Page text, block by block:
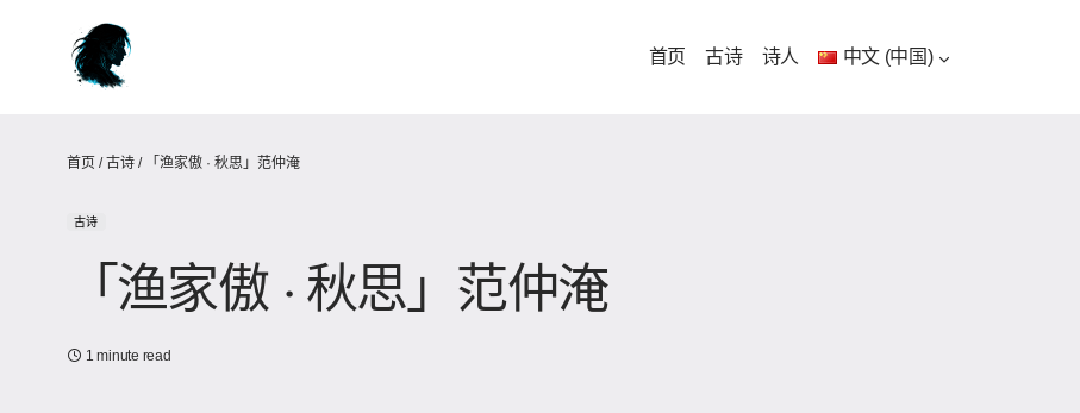
首页 古诗 诗人 中文 (中国)
首页 /古诗 / 「渔家傲 · 秋思」范仲淹
古诗
「渔家傲 · 秋思」范仲淹
1 minute read